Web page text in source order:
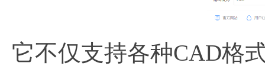
它不仅支持各种CAD格